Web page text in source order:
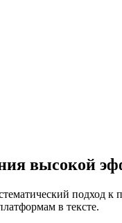
высокой
подход
в тексте.